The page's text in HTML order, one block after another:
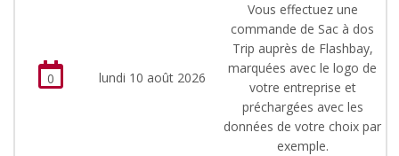
0 lundi 10 août 2026
Vous effectuez une
commande de Sac à dos
Trip auprès de Flashbay,
marquées avec le logo de
votre entreprise et
préchargées avec les
données de votre choix par
exemple.